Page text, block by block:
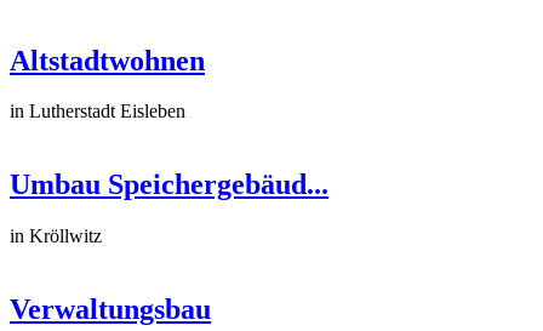
Altstadtwohnen
in Lutherstadt Eisleben
Umbau Speichergebäud...
in Kröllwitz
Verwaltungsbau